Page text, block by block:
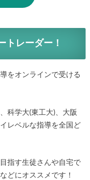
トレーダー！
をオンラインで受ける
科学大(東工大)、大阪
レベルな指導を全国ど
指す生徒さんや自宅で
どにオススメです！